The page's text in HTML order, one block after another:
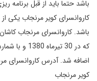
باشد حتما باید از قبل برنامه
کاروانسرای کویر مرنجاب یکی
باشد. کاروانسرای مرنجاب
اضافه شد. آدرس کاروانسرای
کویر مرنجاب